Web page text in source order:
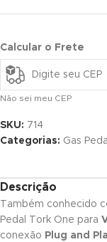
Calcular o Frete
Não sei meu CEP
SKU: 714
Categorias: Gas
Descrição
Também conhecido
Pedal Tork One para
conexão Plug and